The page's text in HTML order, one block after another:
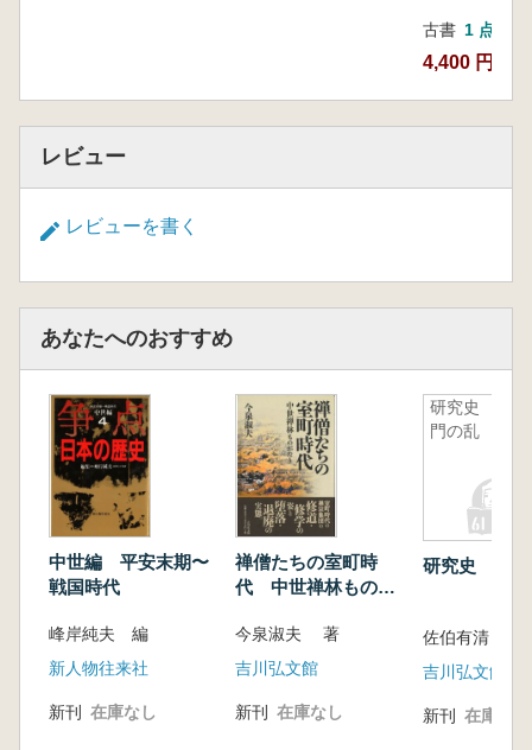
古書 1 点
4,400 円
レビュー
レビューを書く
あなたへのおすすめ
中世編 平安末期〜
戦国時代
峰岸純夫 編
新人物往来社
新刊 在庫なし
禅僧たちの室町時
代 中世禅林ものが
今泉淑夫 著
吉川弘文館
新刊 在庫なし
研究史 将
門の乱
研究史 将門
佐伯有清 [ほ
吉川弘文館
新刊 在庫なし